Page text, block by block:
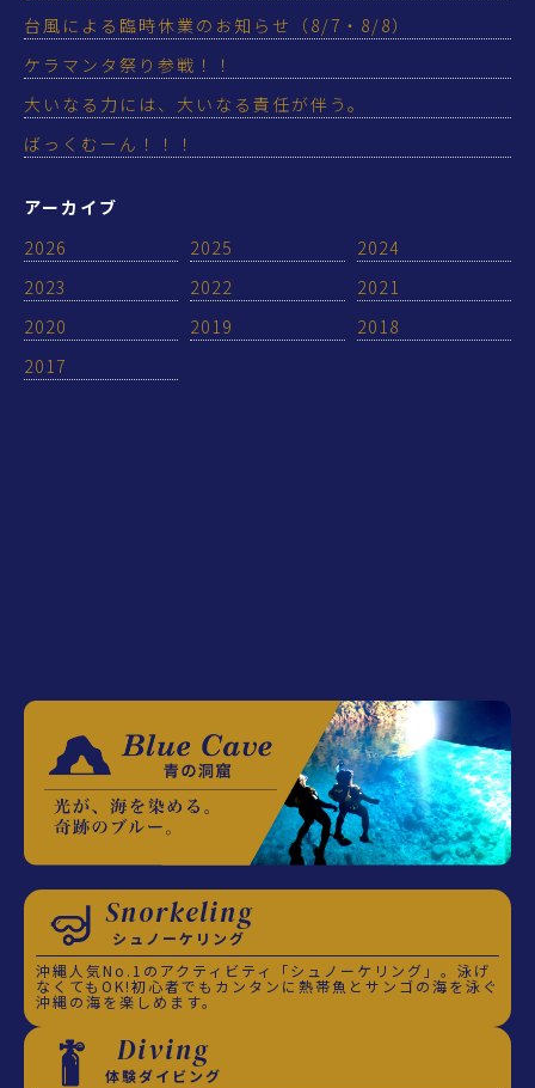
台風による臨時休業のお知らせ（8/7・8/8）
ケラマンタ祭り参戦！！
大いなる力には、大いなる責任が伴う。
ばっくむーん！！！
アーカイブ
2026
2025
2024
2023
2022
2021
2020
2019
2018
2017
Snorkeling
シュノーケリング
沖縄人気No.1のアクティビティ「シュノーケリング」。泳げ
なくてもOK!初心者でもカンタンに熱帯魚とサンゴの海を泳ぐ
沖縄の海を楽しめます。
Diving
体験ダイビング